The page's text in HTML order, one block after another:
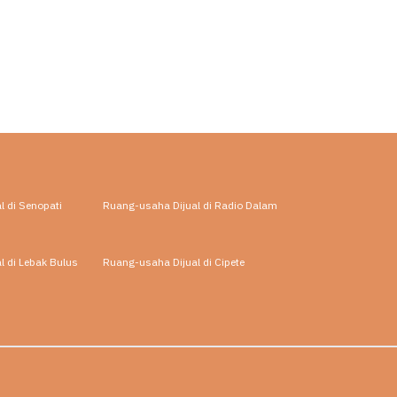
di Senopati Ruang-usaha Dijual di Radio Dalam
di Lebak Bulus Ruang-usaha Dijual di Cipete